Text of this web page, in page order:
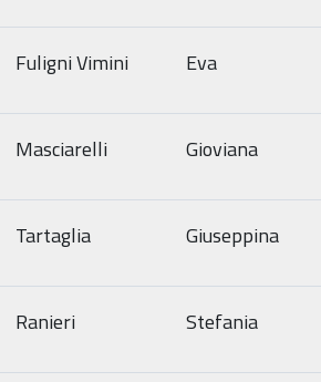
Fuligni Vimini Eva
Masciarelli Gioviana
Tartaglia Giuseppina
Ranieri Stefania